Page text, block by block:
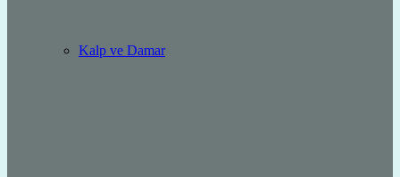
Kalp ve Damar